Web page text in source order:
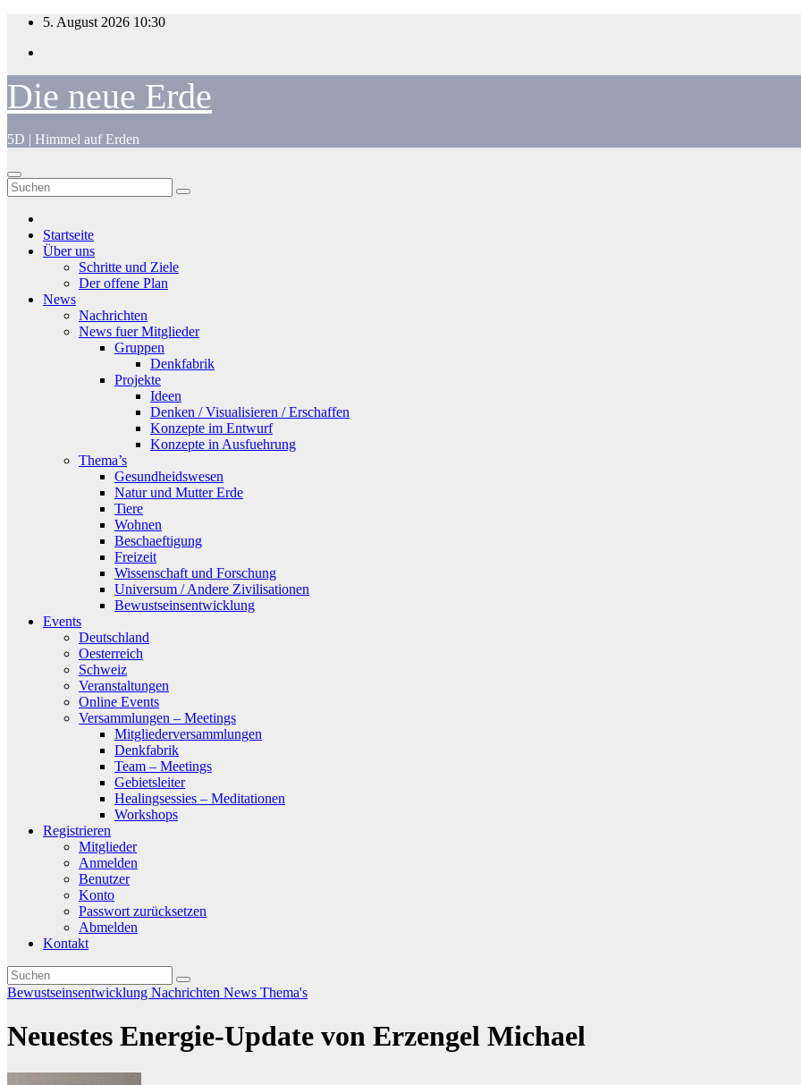
Zum
springen
5. August 2026 10:30
Die neue Erde
5D | Himmel auf Erden
Startseite
Über uns
Schritte und Ziele
Der offene Plan
News
Nachrichten
News fuer Mitglieder
Gruppen
Denkfabrik
Projekte
Ideen
Denken / Visualisieren / Erschaffen
Konzepte im Entwurf
Konzepte in Ausfuehrung
Thema’s
Gesundheidswesen
Natur und Mutter Erde
Tiere
Wohnen
Beschaeftigung
Freizeit
Wissenschaft und Forschung
Universum / Andere Zivilisationen
Bewustseinsentwicklung
Events
Deutschland
Oesterreich
Schweiz
Veranstaltungen
Online Events
Versammlungen – Meetings
Mitgliederversammlungen
Denkfabrik
Team – Meetings
Gebietsleiter
Healingsessies – Meditationen
Workshops
Registrieren
Mitglieder
Anmelden
Benutzer
Konto
Passwort zurücksetzen
Abmelden
Kontakt
Bewustseinsentwicklung Nachrichten News Thema's
Neuestes Energie-Update von Erzengel Michael